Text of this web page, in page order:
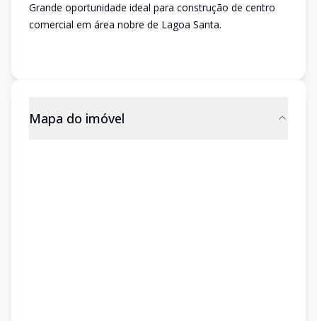
Grande oportunidade ideal para construção de centro
comercial em área nobre de Lagoa Santa.
Mapa do imóvel